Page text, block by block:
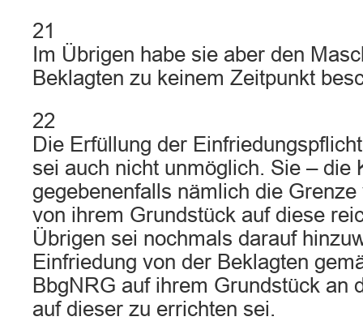
21
Im Übrigen habe sie aber den
Beklagten zu keinem Zeitpunkt
22
Die Erfüllung der
sei auch nicht unmöglich. Sie – die
gegebenenfalls nämlich die
von ihrem Grundstück auf diese
Übrigen sei nochmals darauf
Einfriedung von der Beklagten
BbgNRG auf ihrem Grundstück an
auf dieser zu errichten sei.